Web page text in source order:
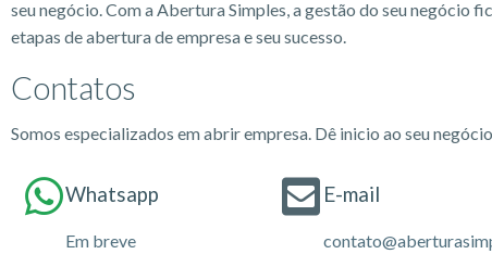
seu negócio. Com a Abertura Simples, a gestão do seu negócio
etapas de abertura de empresa e seu sucesso.
Contatos
Somos especializados em abrir empresa. Dê inicio ao seu
Whatsapp
Em breve
E-mail